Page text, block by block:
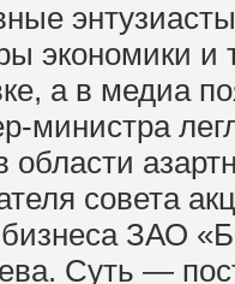
экономики
а в медиа
министра
области
совета
ЗАО
Суть —